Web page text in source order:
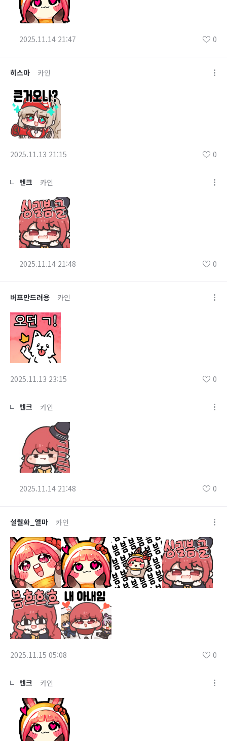
2025.11.14 21:47 0
히스마 카인
2025.11.13 21:15 0
멘크 카인
2025.11.14 21:48 0
버프만드려용 카인
2025.11.13 23:15 0
멘크 카인
2025.11.14 21:48 0
설월화_엘마 카인
2025.11.15 05:08 0
멘크 카인